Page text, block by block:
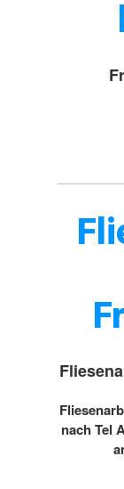
nach Tel